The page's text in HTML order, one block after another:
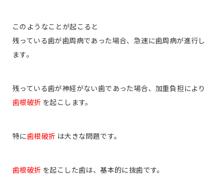
このようなことが起こると
残っている歯が歯周病であった場合、急速に歯周病が進行し
ます。
残っている歯が神経がない歯であった場合、加重負担により
歯根破折 を起こします。
特に歯根破折 は大きな問題です。
歯根破折 を起こした歯は、基本的に抜歯です。